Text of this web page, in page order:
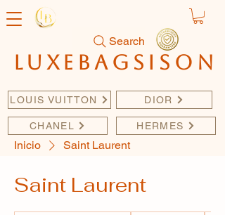
Search
luxebagsison
LOUIS VUITTON DIOR
CHANEL HERMES
Inicio Saint Laurent
Saint Laurent